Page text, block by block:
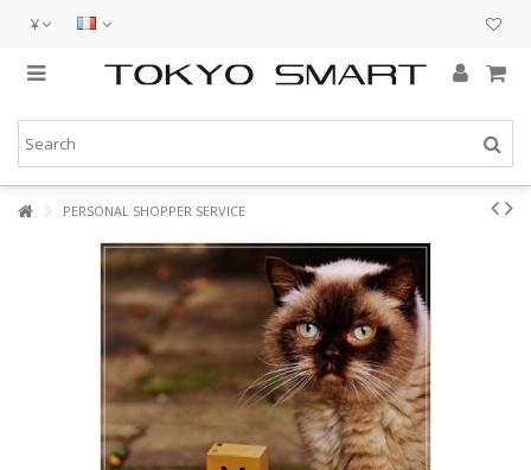
¥
PERSONAL SHOPPER SERVICE